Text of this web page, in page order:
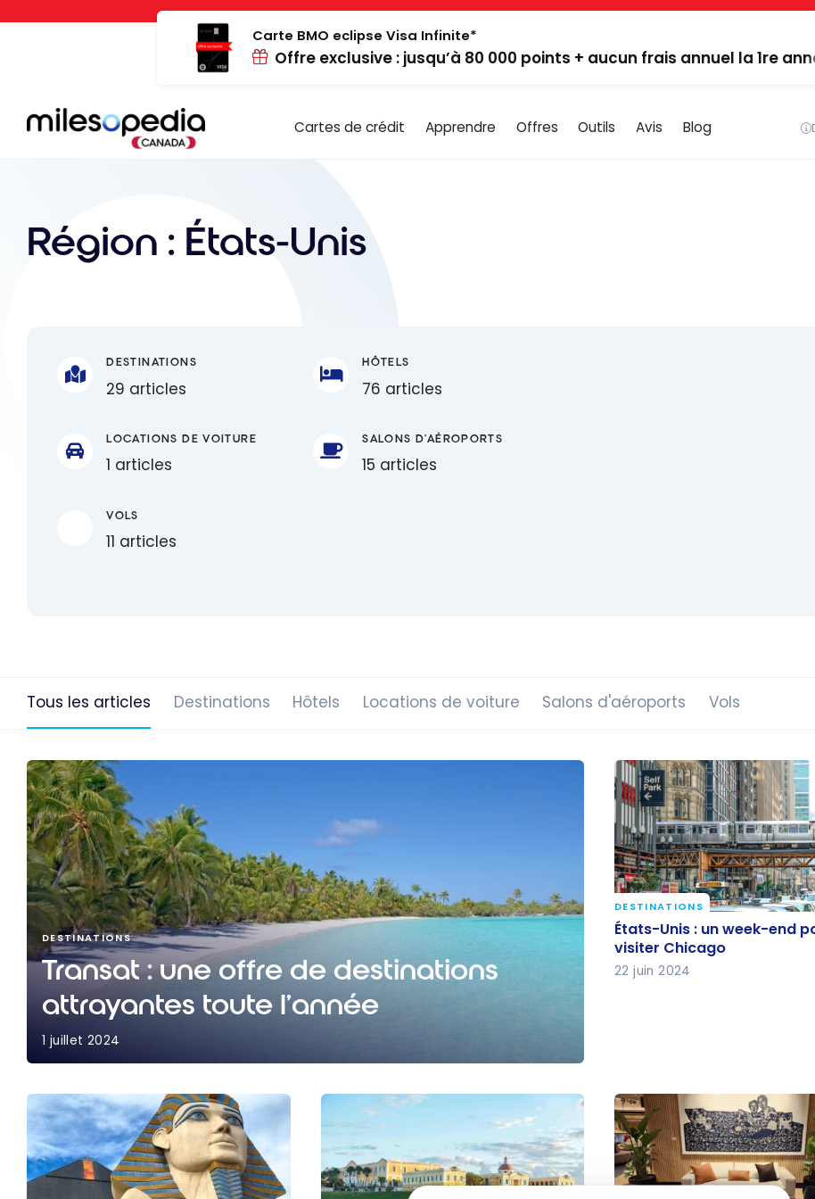
Panneau de gestion des cookies
Carte BMO eclipse Visa Infinite*
Offre exclusive : jusqu’à 80 000 points + aucun frais annuel la 1re
Cartes de crédit Apprendre Offres Outils Avis Blog
Région : États-Unis
DESTINATIONS
29 articles
HÔTELS
76 articles
LOCATIONS DE VOITURE
1 articles
SALONS D'AÉROPORTS
15 articles
VOLS
11 articles
Tous les articles Destinations Hôtels Locations de voiture Salons d'aéroports Vols
DESTINATIONS
Transat : une offre de destinations
attrayantes toute l’année
1 juillet 2024
États-Unis : un week-end
visiter Chicago
DESTINATIONS
États-Unis : un week-end
visiter Chicago
22 juin 2024